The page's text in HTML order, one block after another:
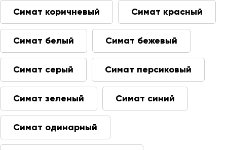
Симат коричневый Симат красный
Симат белый Симат бежевый
Симат серый Симат персиковый
Симат зеленый Симат синий
Симат одинарный